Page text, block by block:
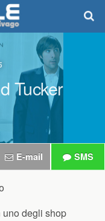
Tucker
E-mail SMS
degli shop